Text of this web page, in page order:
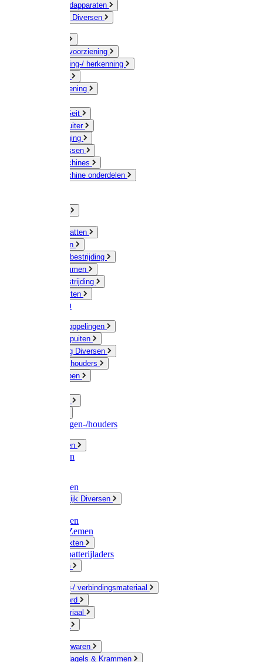
Schrikdraadapparaten
Afrastering Diversen
Drinkwatervoorziening
Veemarkering-/ herkenning
Voervoorziening
Schaap / Geit
Paard & Ruiter
Veeverzorging
Scheermessen
Scheermachines
Scheermachine onderdelen
Muizen / Ratten
Drukspuiten
Ongediertebestrijding
Mollenklemmen
Onkruidbestrijding
Vliegenkasten
Meststoffen
Messing koppelingen
Gieters / Spuiten
Besproeiing Diversen
Slangen & houders
Waterpompen
Slangenwagen-/houders
Olie / Vetten
Chemicalien
Plasticzakken
Huishoudelijk Diversen
Zaksluitingen
Sponzen / Zemen
Zeepprodukten
Batterij & batterijladers
Zaklampen
Verpakking-/ verbindingsmateriaal
Touw / Koord
Afdekmateriaal
Kleine ijzerwaren
Spijkers, Nagels & Krammen